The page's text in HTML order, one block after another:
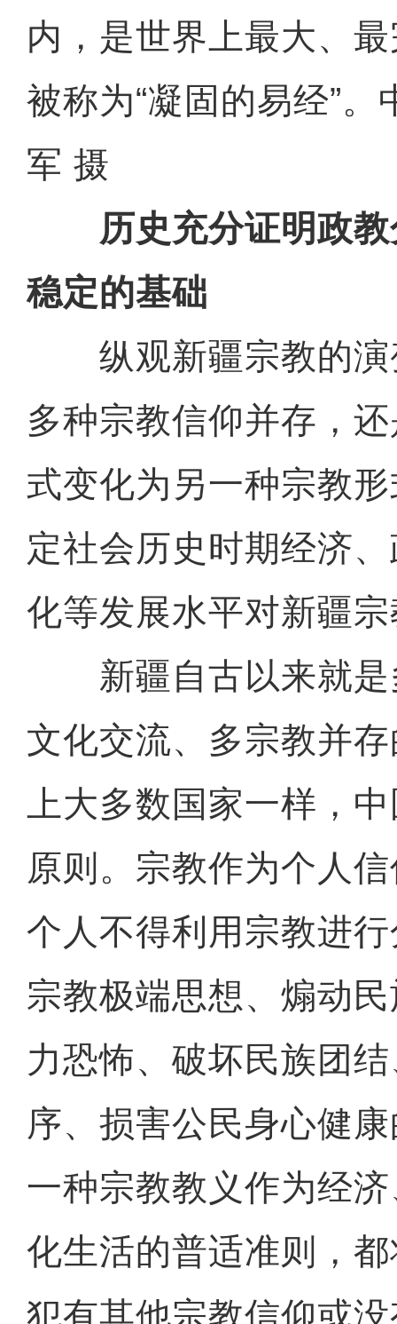
内，是世界上最大、
被称为“凝固的易经”
军 摄
历史充分证明政
稳定的基础
纵观新疆宗教的演
多种宗教信仰并存，
式变化为另一种宗教
定社会历史时期经济
化等发展水平对新疆
新疆自古以来就是
文化交流、多宗教并
上大多数国家一样，
原则。宗教作为个人
个人不得利用宗教进
宗教极端思想、煽动
力恐怖、破坏民族团
序、损害公民身心健
一种宗教教义作为经
化生活的普适准则，
犯有其他宗教信仰或